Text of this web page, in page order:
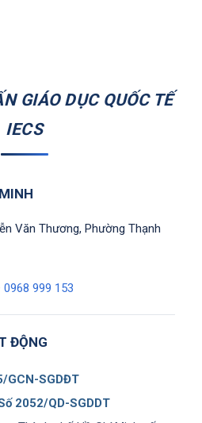
GIÁO DỤC QUỐC TẾ
IECS
Văn Thương, Phường Thạnh
0968 999 153
ĐỘNG
GCN-SGDĐT
2052/QD-SGDDT